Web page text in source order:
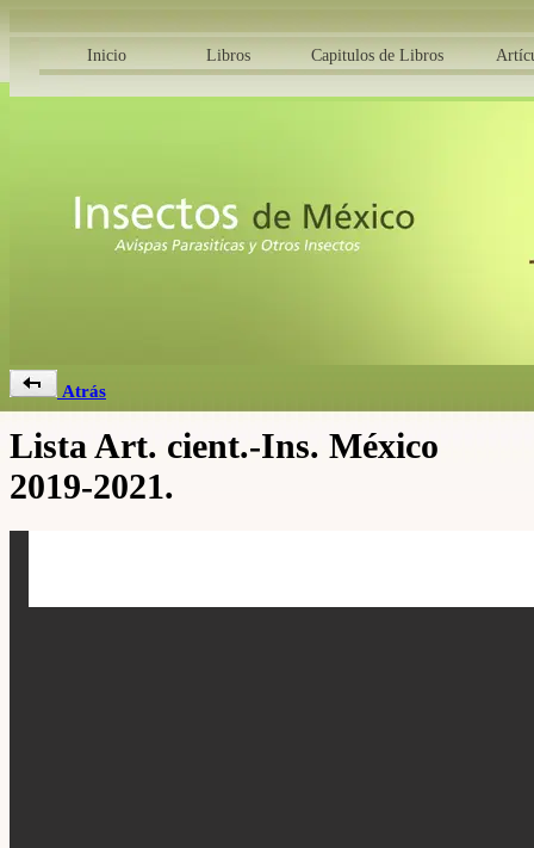
Inicio Libros Capitulos de Libros
Atrás
Lista Art. cient.-Ins. México
2019-2021.